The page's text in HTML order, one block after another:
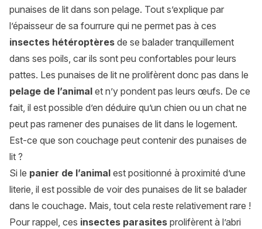
punaises de lit dans son pelage. Tout s’explique par
l’épaisseur de sa fourrure qui ne permet pas à ces
insectes hétéroptères de se balader tranquillement
dans ses poils, car ils sont peu confortables pour leurs
pattes. Les punaises de lit ne prolifèrent donc pas dans le
pelage de l’animal et n’y pondent pas leurs œufs. De ce
fait, il est possible d’en déduire qu’un chien ou un chat ne
peut pas ramener des punaises de lit dans le logement.
Est-ce que son couchage peut contenir des punaises de
lit ?
Si le panier de l’animal est positionné à proximité d’une
literie, il est possible de voir des punaises de lit se balader
dans le couchage. Mais, tout cela reste relativement rare !
Pour rappel, ces insectes parasites prolifèrent à l’abri